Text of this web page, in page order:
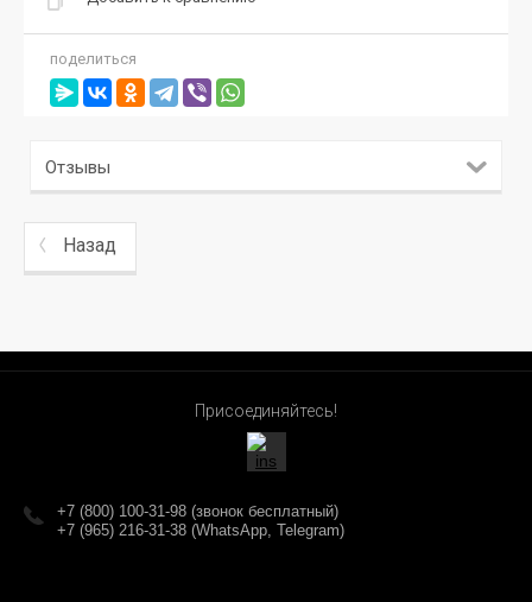
поделиться
Отзывы
Назад
Присоединяйтесь!
+7 (800) 100-31-98 (звонок бесплатный)
+7 (965) 216-31-38 (WhatsApp, Telegram)